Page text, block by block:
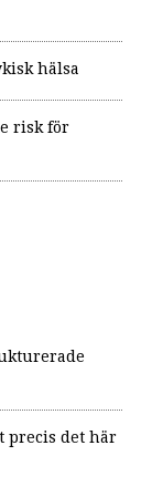
hälsa
risk för
precis det här